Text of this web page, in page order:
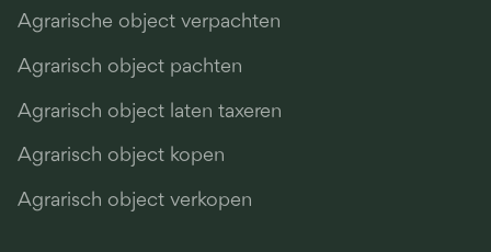
Agrarische object verpachten
Agrarisch object pachten
Agrarisch object laten taxeren
Agrarisch object kopen
Agrarisch object verkopen